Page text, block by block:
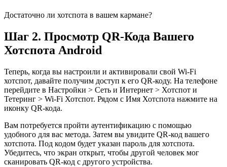
Достаточно ли хотспота в вашем кармане?
Шаг 2. Просмотр QR-Кода Вашего
Хотспота Android
Теперь, когда вы настроили и активировали свой Wi-Fi
хотспот, давайте получим доступ к его QR-коду. На телефоне
перейдите в Настройки > Сеть и Интернет > Хотспот и
Тетеринг > Wi-Fi Хотспот. Рядом с Имя Хотспота нажмите на
иконку QR-кода.
Вам потребуется пройти аутентификацию с помощью
удобного для вас метода. Затем вы увидите QR-код вашего
хотспота. Под кодом будет указан пароль для хотспота.
Убедитесь, что экран открыт, чтобы другой человек мог
сканировать QR-код с другого устройства.